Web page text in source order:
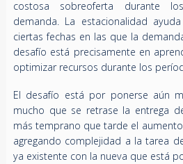
costosa sobreoferta durante
demanda. La estacionalidad
ciertas fechas en las que la
desafío está precisamente en
optimizar recursos durante los
El desafío está por ponerse aún
mucho que se retrase la entrega
más temprano que tarde el
agregando complejidad a la tarea
ya existente con la nueva que está